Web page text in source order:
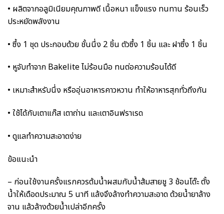
• ผลิตจากอลูมิเนียมคุณภาพดี เนื้อหนา แข็งแรง ทนทาน ร้อนเร็ว
ประหยัดพลังงาน
• ซึ้ง 1 ชุด ประกอบด้วย ชั้นนึ่ง 2 ชิ้น ตัวซึ้ง 1 ชิ้น และ ฝาซึ้ง 1 ชิ้น
• หูจับทำจาก Bakelite ไม่ร้อนมือ ทนต่อความร้อนได้ดี
• เหมาะสำหรับนึ่ง หรืออุ่นอาหารคาวหวาน ทำให้อาหารสุกทั่วถึงกัน
• ใช้ได้กับเตาแก๊ส เตาถ่าน และเตาอินฟราเรด
• ดูแลทำความสะอาดง่าย
ข้อแนะนำ
– ก่อนใช้งานครั้งแรกควรต้มน้ำผสมกับน้ำส้มสายชู 3 ช้อนโต๊ะ ตั้ง
น้ำให้เดือดประมาณ 5 นาที แล้งจึงล้างทำความสะอาด ด้วยน้ำยาล้าง
จาน แล้วล้างด้วยน้ำเปล่าอีกครั้ง